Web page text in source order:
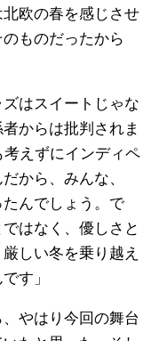
欧の春を感じさせ
ものだったから
はスイートじゃな
からは批判されま
えずにインディペ
から、みんな、
んでしょう。で
はなく、優しさと
しい冬を乗り越え
す」
やはり今回の舞台